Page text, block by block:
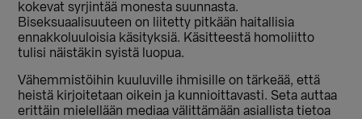
kokevat syrjintää monesta suunnasta.
Biseksuaalisuuteen on liitetty pitkään haitallisia
ennakkoluuloisia käsityksiä. Käsitteestä homoliitto
tulisi näistäkin syistä luopua.
Vähemmistöihin kuuluville ihmisille on tärkeää, että
heistä kirjoitetaan oikein ja kunnioittavasti. Seta auttaa
erittäin mielellään mediaa välittämään asiallista tietoa